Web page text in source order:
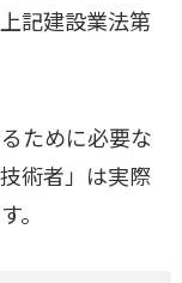
記建設業法第
ために必要な
術者」は実際
。